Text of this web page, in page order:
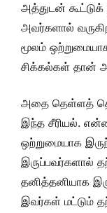
அத்துடன் கூட்டுக்
அவர்களால்
மூலம்
சிக்கல்கள் தான்
அதை தெள்ளத்
இந்த சீரியல்.
ஒற்றுமையாக
இருப்பவர்களால்
தனித்தனியாக
இவர்கள் மட்டும்